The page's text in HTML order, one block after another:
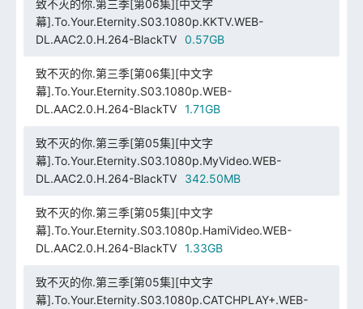
致不灭的你.第三季[第06集][中文字
幕].To.Your.Eternity.S03.1080p.KKTV.WEB-
DL.AAC2.0.H.264-BlackTV
0.57GB
致不灭的你.第三季[第06集][中文字
幕].To.Your.Eternity.S03.1080p.WEB-
DL.AAC2.0.H.264-BlackTV
1.71GB
致不灭的你.第三季[第05集][中文字
幕].To.Your.Eternity.S03.1080p.MyVideo.WEB-
DL.AAC2.0.H.264-BlackTV
342.50MB
致不灭的你.第三季[第05集][中文字
幕].To.Your.Eternity.S03.1080p.HamiVideo.WEB-
DL.AAC2.0.H.264-BlackTV
1.33GB
致不灭的你.第三季[第05集][中文字
幕].To.Your.Eternity.S03.1080p.CATCHPLAY+.WEB-